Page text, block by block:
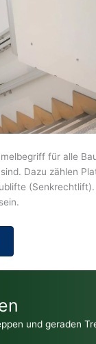
für alle
Dazu zählen
und geraden